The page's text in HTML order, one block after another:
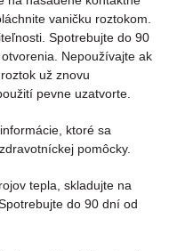
vaničku roztokom.
Spotrebujte do 90
Nepoužívajte ak
už znovu
pevne uzatvorte.
ktoré sa
pomôcky.
tepla, skladujte na
do 90 dní od